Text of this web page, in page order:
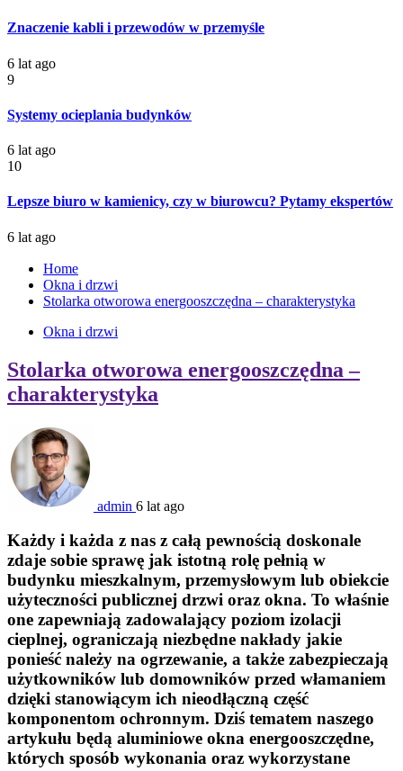
Znaczenie kabli i przewodów w przemyśle
6 lat ago
9
Systemy ocieplania budynków
6 lat ago
10
Lepsze biuro w kamienicy, czy w biurowcu? Pytamy ekspertów
6 lat ago
Home
Okna i drzwi
Stolarka otworowa energooszczędna – charakterystyka
Okna i drzwi
Stolarka otworowa energooszczędna –
charakterystyka
admin 6 lat ago
Każdy i każda z nas z całą pewnością doskonale
zdaje sobie sprawę jak istotną rolę pełnią w
budynku mieszkalnym, przemysłowym lub obiekcie
użyteczności publicznej drzwi oraz okna. To właśnie
one zapewniają zadowalający poziom izolacji
cieplnej, ograniczają niezbędne nakłady jakie
ponieść należy na ogrzewanie, a także zabezpieczają
użytkowników lub domowników przed włamaniem
dzięki stanowiącym ich nieodłączną część
komponentom ochronnym. Dziś tematem naszego
artykułu będą aluminiowe okna energooszczędne,
których sposób wykonania oraz wykorzystane